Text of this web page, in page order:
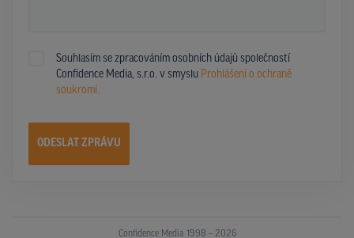
Souhlasím se zpracováním osobních údajů společností
Confidence Media, s.r.o. v smyslu Prohlášení o ochraně
soukromí.
ODESLAT ZPRÁVU
Confidence Media 1998 – 2026